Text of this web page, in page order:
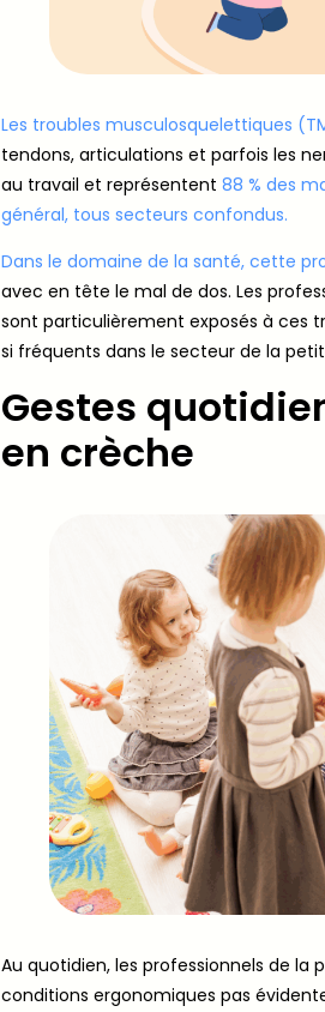
Les troubles musculosquelettiques
tendons, articulations et parfois les
au travail et représentent88 % des
général, tous secteurs confondus.
Dans le domaine de la santé, cette
avec en tête le mal de dos. Les
sont particulièrement exposés à ces
si fréquents dans le secteur de la
Gestes
en crèche
Au quotidien, les professionnels de
conditions ergonomiques pas